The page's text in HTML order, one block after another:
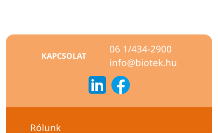
KAPCSOLAT
06 1/434-2900
info@biotek.hu
Rólunk